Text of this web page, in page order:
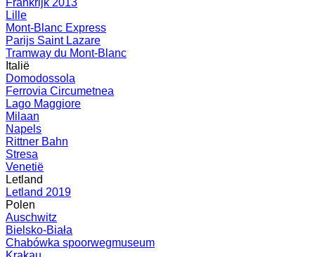
Frankrijk 2013
Lille
Mont-Blanc Express
Parijs Saint Lazare
Tramway du Mont-Blanc
Italië
Domodossola
Ferrovia Circumetnea
Lago Maggiore
Milaan
Napels
Rittner Bahn
Stresa
Venetië
Letland
Letland 2019
Polen
Auschwitz
Bielsko-Biała
Chabówka spoorwegmuseum